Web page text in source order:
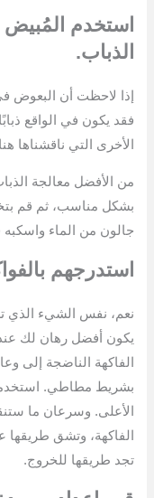
استخدم
الذباب.
إذا لاحظت أن
فقد يكون في الواقع
الأخرى التي ناقشناها
من الأفضل معالجة
بشكل مناسب، ثم قم
جالون من الماء واسكبه
استدرجهم
نعم، نفس الشيء الذي
يكون أفضل رهان لك
الفاكهة الناضجة إلى
بشريط مطاطي.
الأعلى. وسرعان ما
الفاكهة، وتشق
تجد طريقها للخروج.